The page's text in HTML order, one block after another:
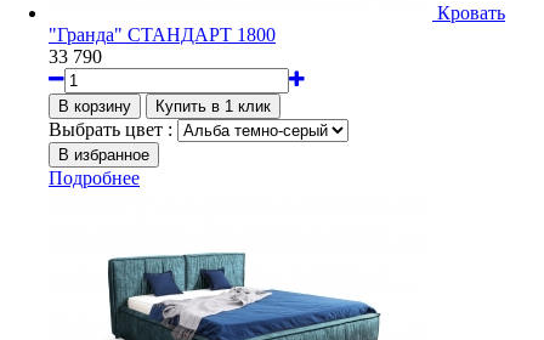
Кровать
"Гранда" СТАНДАРТ 1800
33 790
Выбрать цвет :
Подробнее